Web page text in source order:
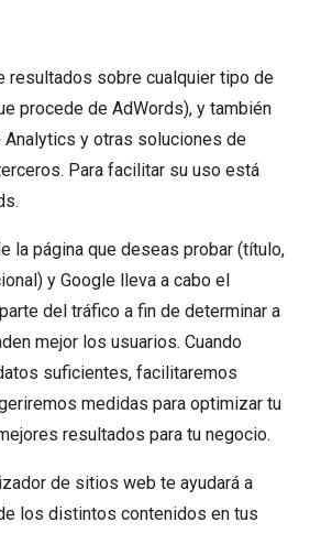
resultados sobre cualquier tipo de
procede de AdWords), y también
Analytics y otras soluciones de
Para facilitar su uso está
la página que deseas probar (título,
y Google lleva a cabo el
del tráfico a fin de determinar a
mejor los usuarios. Cuando
suficientes, facilitaremos
medidas para optimizar tu
resultados para tu negocio.
de sitios web te ayudará a
los distintos contenidos en tus